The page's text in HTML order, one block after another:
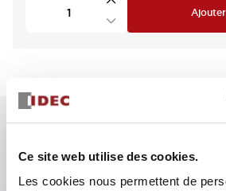
Ce site web utilise des cookies.
Les cookies nous permettent de
Caractéristiques clés